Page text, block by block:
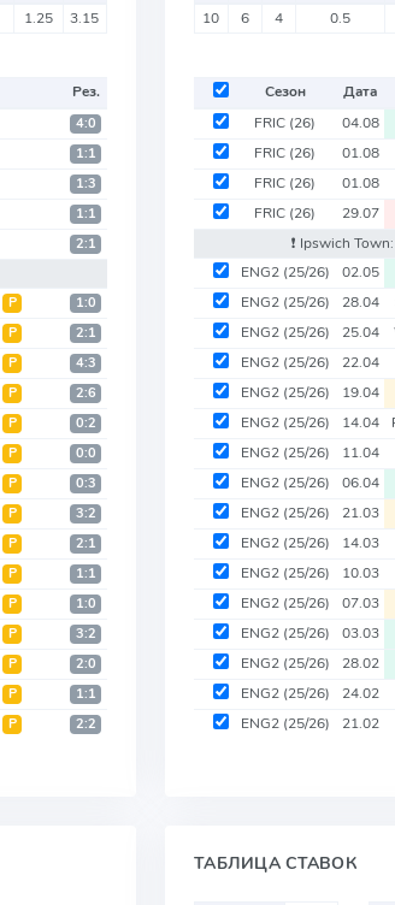
1.25 3.15
Рез.
4:0
1:1
1:3
1:1
2:1
Р 1:0
Р 2:1
Р 4:3
Р 2:6
Р 0:2
Р 0:0
Р 0:3
Р 3:2
Р 2:1
Р 1:1
Р 1:0
Р 3:2
Р 2:0
Р 1:1
Р 2:2
10 6 4 0.5
Сезон Дата
FRIC (26) 04.08
FRIC (26) 01.08
FRIC (26) 01.08
FRIC (26) 29.07
❗️ Ipswich
ENG2 (25/26) 02.05
ENG2 (25/26) 28.04
ENG2 (25/26) 25.04
ENG2 (25/26) 22.04
ENG2 (25/26) 19.04
ENG2 (25/26) 14.04
ENG2 (25/26) 11.04
ENG2 (25/26) 06.04
ENG2 (25/26) 21.03
ENG2 (25/26) 14.03
ENG2 (25/26) 10.03
ENG2 (25/26) 07.03
ENG2 (25/26) 03.03
ENG2 (25/26) 28.02
ENG2 (25/26) 24.02
ENG2 (25/26) 21.02
ТАБЛИЦА СТАВОК